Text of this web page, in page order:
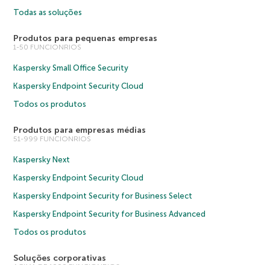
Todas as soluções
Produtos para pequenas empresas
1-50 FUNCIONRIOS
Kaspersky Small Office Security
Kaspersky Endpoint Security Cloud
Todos os produtos
Produtos para empresas médias
51-999 FUNCIONRIOS
Kaspersky Next
Kaspersky Endpoint Security Cloud
Kaspersky Endpoint Security for Business Select
Kaspersky Endpoint Security for Business Advanced
Todos os produtos
Soluções corporativas